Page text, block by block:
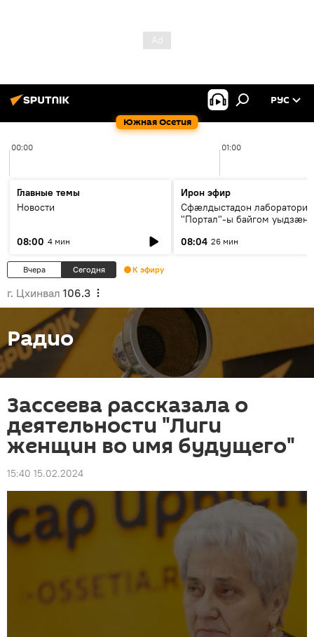
Южная Осетия
РУС
00:00 01:00
Главные темы
Новости
08:00 4 мин
Ирон эфир
Сфæлдыстадон лаборатори
"Портал"-ы байгом уыдзæн
Æхсары куыстыты равдыст
08:04 26 мин
Вчера Сегодня К эфиру
г. Цхинвал 106.3
Радио
Зассеева рассказала о
деятельности "Лиги
женщин во имя будущего"
15:40 15.02.2024